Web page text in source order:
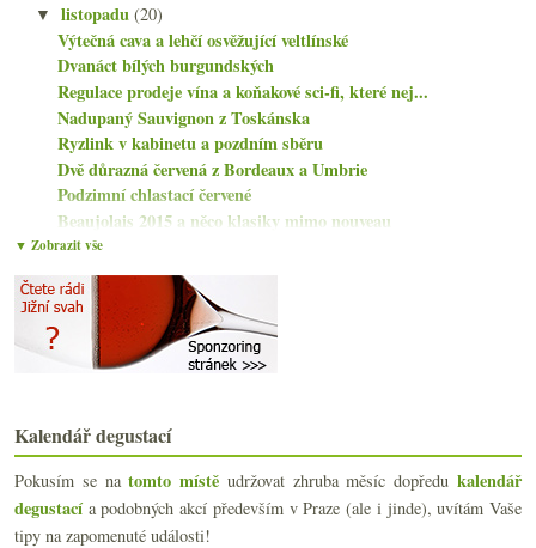
▼listopadu(20)
Výtečná cava a lehčí osvěžující veltlínské
Dvanáct bílých burgundských
Regulace prodeje vína a koňakové sci-fi, které nej...
Nadupaný Sauvignon z Toskánska
Ryzlink v kabinetu a pozdním sběru
Dvě důrazná červená z Bordeaux a Umbrie
Podzimní chlastací červené
Beaujolais 2015 a něco klasiky mimo nouveau
O vodnaté moldavské sudovce
Pijte Juru s bezva Chardonnay a Château-Chalon
Stop vinné segregaci s bezva oranžádou
Je krásně, pijte ryzlink – Mělník & Mosela
Tři kousky z Řecka
Tak vypadá mladá milerka na svatého Martina
Chutná stará zachráněná odrůda
Fajn degustace naturálních vín
Med a taky pár vín od Bollingeru
Oslavte mezinárodní týden sherry
Tokajské podzimní toulky
▼ Zobrazit vše
Kalendář degustací
Pokusím se natomto místě udržovat zhruba měsíc dopředukalendář
degustacía podobných akcí především v Praze (ale i jinde), uvítám Vaše
tipy na zapomenuté události!